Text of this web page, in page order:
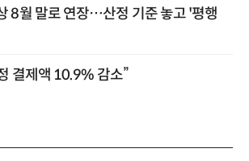
8월 말로 연장…산정 기준 놓고 '평행
결제액 10.9% 감소”